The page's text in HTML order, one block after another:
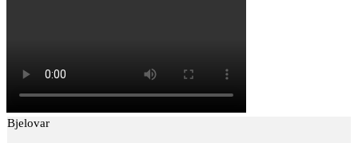
Bjelovar